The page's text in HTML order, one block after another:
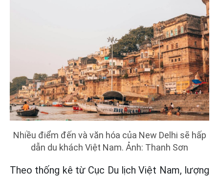
Nhiều điểm đến và văn hóa của New Delhi sẽ hấp
dẫn du khách Việt Nam. Ảnh: Thanh Sơn
Theo thống kê từ Cục Du lịch Việt Nam, lượng